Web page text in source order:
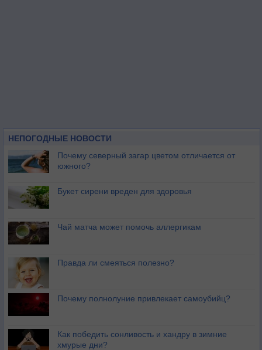
НЕПОГОДНЫЕ НОВОСТИ
Почему северный загар цветом отличается от
южного?
Букет сирени вреден для здоровья
Чай матча может помочь аллергикам
Правда ли смеяться полезно?
Почему полнолуние привлекает самоубийц?
Как победить сонливость и хандру в зимние
хмурые дни?